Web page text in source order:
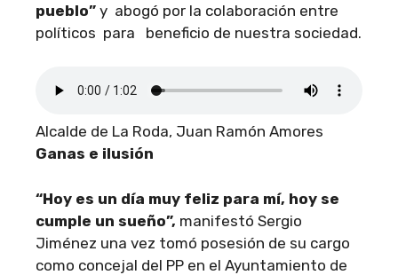
pueblo” y abogó por la colaboración entre
políticos para beneficio de nuestra sociedad.
Alcalde de La Roda, Juan Ramón Amores
Ganas e ilusión
“Hoy es un día muy feliz para mí, hoy se
cumple un sueño”, manifestó Sergio
Jiménez una vez tomó posesión de su cargo
como concejal del PP en el Ayuntamiento de